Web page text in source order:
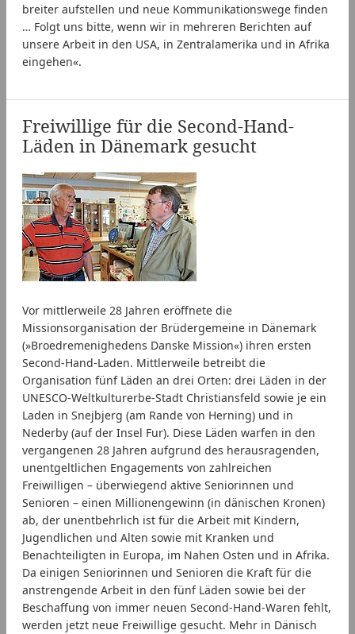
breiter aufstellen und neue Kommunikationswege finden
… Folgt uns bitte, wenn wir in mehreren Berichten auf
unsere Arbeit in den USA, in Zentralamerika und in Afrika
eingehen«.
Freiwillige für die Second-Hand-
Läden in Dänemark gesucht
Vor mittlerweile 28 Jahren eröffnete die
Missionsorganisation der Brüdergemeine in Dänemark
(»Broedremenighedens Danske Mission«) ihren ersten
Second-Hand-Laden. Mittlerweile betreibt die
Organisation fünf Läden an drei Orten: drei Läden in der
UNESCO-Weltkulturerbe-Stadt Christiansfeld sowie je ein
Laden in Snejbjerg (am Rande von Herning) und in
Nederby (auf der Insel Fur). Diese Läden warfen in den
vergangenen 28 Jahren aufgrund des herausragenden,
unentgeltlichen Engagements von zahlreichen
Freiwilligen – überwiegend aktive Seniorinnen und
Senioren – einen Millionengewinn (in dänischen Kronen)
ab, der unentbehrlich ist für die Arbeit mit Kindern,
Jugendlichen und Alten sowie mit Kranken und
Benachteiligten in Europa, im Nahen Osten und in Afrika.
Da einigen Seniorinnen und Senioren die Kraft für die
anstrengende Arbeit in den fünf Läden sowie bei der
Beschaffung von immer neuen Second-Hand-Waren fehlt,
werden jetzt neue Freiwillige gesucht. Mehr in Dänisch